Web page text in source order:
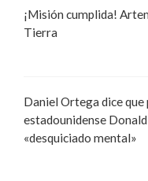
¡Misión cumplida!
Tierra
Daniel Ortega dice que
estadounidense
«desquiciado mental»